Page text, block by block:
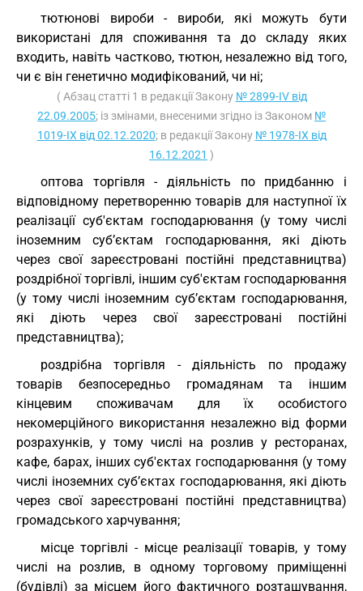
тютюнові вироби - вироби, які можуть бути
використані для споживання та до складу яких
входить, навіть частково, тютюн, незалежно від того,
чи є він генетично модифікований, чи ні;
( Абзац статті 1 в редакції Закону № 2899-IV від
22.09.2005; із змінами, внесеними згідно із Законом №
1019-IX від 02.12.2020; в редакції Закону № 1978-IX від
16.12.2021 )
оптова торгівля - діяльність по придбанню і
відповідному перетворенню товарів для наступної їх
реалізації суб'єктам господарювання (у тому числі
іноземним суб’єктам господарювання, які діють
через свої зареєстровані постійні представництва)
роздрібної торгівлі, іншим суб'єктам господарювання
(у тому числі іноземним суб’єктам господарювання,
які діють через свої зареєстровані постійні
представництва);
роздрібна торгівля - діяльність по продажу
товарів безпосередньо громадянам та іншим
кінцевим споживачам для їх особистого
некомерційного використання незалежно від форми
розрахунків, у тому числі на розлив у ресторанах,
кафе, барах, інших суб'єктах господарювання (у тому
числі іноземних суб’єктах господарювання, які діють
через свої зареєстровані постійні представництва)
громадського харчування;
місце торгівлі - місце реалізації товарів, у тому
числі на розлив, в одному торговому приміщенні
(будівлі) за місцем його фактичного розташування,